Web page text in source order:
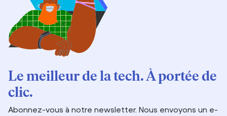
Le meilleur de la tech. À portée de
clic.
Abonnez-vous à notre newsletter. Nous envoyons un e-